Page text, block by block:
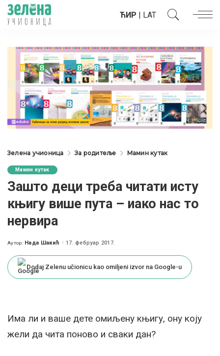
ЋИР | LAT
Зелена учионица За родитеље Мамин кутак
Мамин кутак
Зашто деци треба читати исту
књигу више пута – иако нас то
нервира
Posted
Аутор: Нада Шакић 17. фебруар 2017.
Dodaj Zelenu učionicu kao omiljeni izvor na Google-u
Има ли и ваше дете омиљену књигу, ону коју
жели да чита поново и сваки дан?